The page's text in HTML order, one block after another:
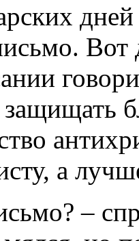
Вот
а
–